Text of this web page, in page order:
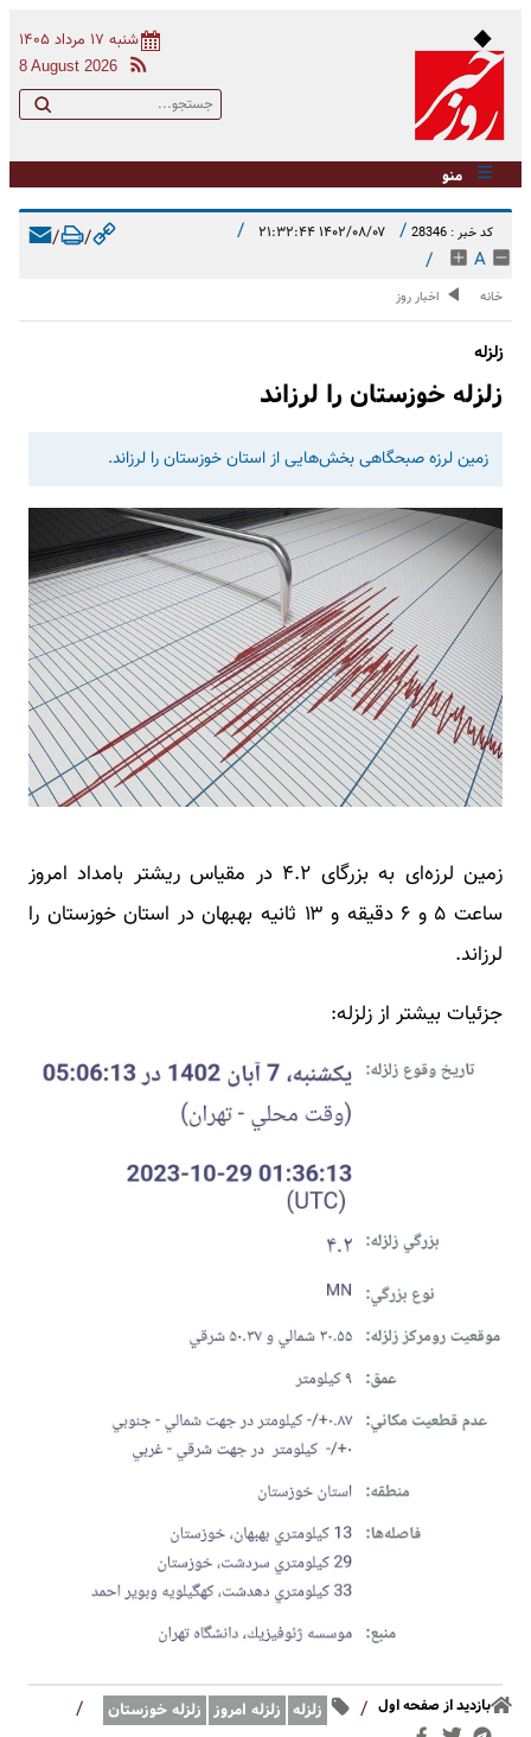
شنبه ۱۷ مرداد ۱۴۰۵
8 August 2026
منو
کد خبر : 28346 / ۱۴۰۲/۰۸/۰۷ ۲۱:۳۲:۴۴ /
A
/
/
/
خانه اخبار روز
زلزله
زلزله خوزستان را لرزاند
زمین لرزه صبحگاهی بخش‌هایی از استان خوزستان را لرزاند.
زمین لرزه‌ای به بزرگای ۴.۲ در مقیاس ریشتر بامداد امروز
ساعت ۵ و ۶ دقیقه و ۱۳ ثانیه بهبهان در استان خوزستان را
لرزاند.
جزئیات بیشتر از زلزله:
بازدید از صفحه اول / زلزله زلزله امروز زلزله خوزستان /